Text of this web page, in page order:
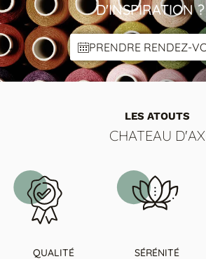
D'INSPIRATION ?
PRENDRE RENDEZ-
LES ATOUTS
CHATEAU D'AX
QUALITÉ
SÉRÉNITÉ